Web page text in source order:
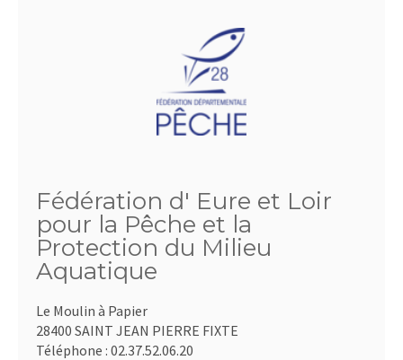
Fédération d' Eure et Loir
pour la Pêche et la
Protection du Milieu
Aquatique
Le Moulin à Papier
28400 SAINT JEAN PIERRE FIXTE
Téléphone : 02.37.52.06.20